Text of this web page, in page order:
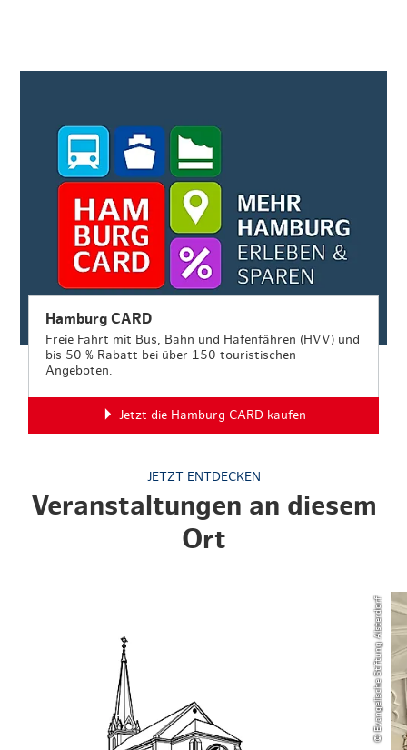
Hamburg CARD
Freie Fahrt mit Bus, Bahn und Hafenfähren (HVV) und
bis 50 % Rabatt bei über 150 touristischen
Angeboten.
Jetzt die Hamburg CARD kaufen
JETZT ENTDECKEN
Veranstaltungen an diesem
Ort
© Evangelische Stiftung Alsterdorf